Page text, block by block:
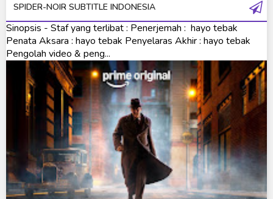
Ultraman Saga
Ultraman Taiga
Ultraman The Next
Ultraman Tiga
Ultraman Trigger
Ultraman X
Ultraman Z
Ultraman Zearth
SPIDER-NOIR SUBTITLE INDONESIA
Sinopsis - Staf yang terlibat : Penerjemah : hayo tebak
Penata Aksara : hayo tebak Penyelaras Akhir : hayo tebak
Pengolah video & peng...